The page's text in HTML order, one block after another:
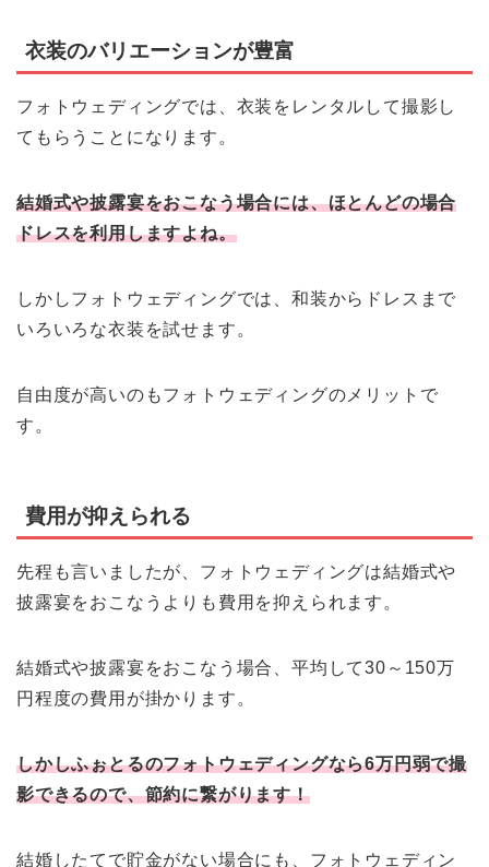
衣装のバリエーションが豊富
フォトウェディングでは、衣装をレンタルして撮影し
てもらうことになります。
結婚式や披露宴をおこなう場合には、ほとんどの場合
ドレスを利用しますよね。
しかしフォトウェディングでは、和装からドレスまで
いろいろな衣装を試せます。
自由度が高いのもフォトウェディングのメリットで
す。
費用が抑えられる
先程も言いましたが、フォトウェディングは結婚式や
披露宴をおこなうよりも費用を抑えられます。
結婚式や披露宴をおこなう場合、平均して30～150万
円程度の費用が掛かります。
しかしふぉとるのフォトウェディングなら6万円弱で撮
影できるので、節約に繋がります！
結婚したてで貯金がない場合にも、フォトウェディン